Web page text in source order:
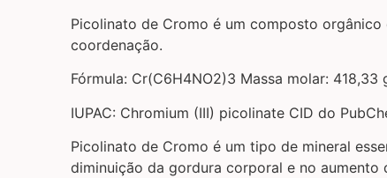
Picolinato de Cromo é um composto
coordenação.
Fórmula: Cr(C6H4NO2)3 Massa molar: 418,33
IUPAC: Chromium (III) picolinate CID do
Picolinato de Cromo é um tipo de mineral
diminuição da gordura corporal e no aumento